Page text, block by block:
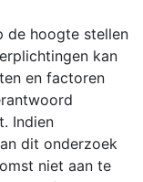
de hoogte stellen
kan
en factoren
Indien
dit onderzoek
niet aan te